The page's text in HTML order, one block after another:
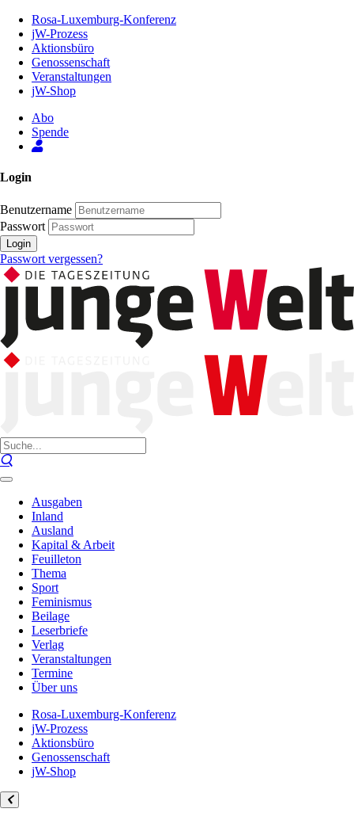
Inhalt
Seite
Rosa-Luxemburg-Konferenz
jW-Prozess
Aktionsbüro
Genossenschaft
Veranstaltungen
jW-Shop
Abo
Spende
Login
Benutzername
Passwort
Login
Passwort vergessen?
Ausgaben
Inland
Ausland
Kapital & Arbeit
Feuilleton
Thema
Sport
Feminismus
Beilage
Leserbriefe
Verlag
Veranstaltungen
Termine
Über uns
Rosa-Luxemburg-Konferenz
jW-Prozess
Aktionsbüro
Genossenschaft
jW-Shop